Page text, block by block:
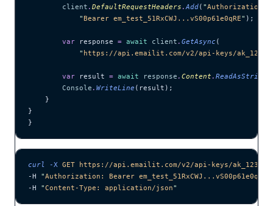
        client
. DefaultRequestHeaders .Add( "Authorization
            "
Bearer em_test_51RxCWJ...vS00p61e0qRE" );
        var
response = await client . GetAsync (
            "
https://api.emailit.com/v2/api-keys/
        var
result = await response . Content .
        Console
. WriteLine (result);
    }
}
}
curl -X GET https://api.emailit.com/v2/api-keys/
-H "Authorization: Bearer em_test_51RxCWJ...vS00p61e0qRE
-H "Content-Type: application/json"